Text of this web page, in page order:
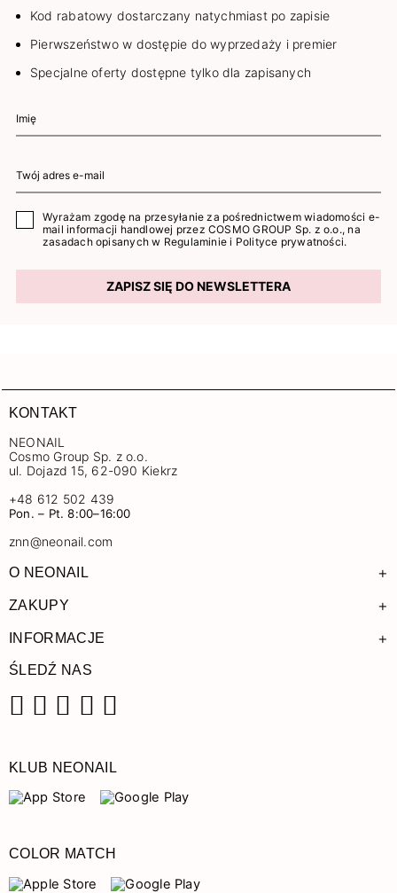
Kod rabatowy dostarczany natychmiast po zapisie
Pierwszeństwo w dostępie do wyprzedaży i premier
Specjalne oferty dostępne tylko dla zapisanych
Wyrażam zgodę na przesyłanie za pośrednictwem wiadomości e-
mail informacji handlowej przez COSMO GROUP Sp. z o.o., na
zasadach opisanych w Regulaminie i Polityce prywatności.
ZAPISZ SIĘ DO NEWSLETTERA
KONTAKT
NEONAIL
Cosmo Group Sp. z o.o.
ul. Dojazd 15, 62-090 Kiekrz
+48 612 502 439
Pon. – Pt. 8:00–16:00
znn@neonail.com
O NEONAIL +
ZAKUPY +
INFORMACJE +
ŚLEDŹ NAS
KLUB NEONAIL
COLOR MATCH